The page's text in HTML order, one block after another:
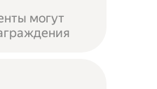
могут